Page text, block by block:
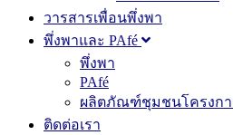
วารสารเพื่อนพึ่งพา
พึ่งพาและ PAfé
พึ่งพา
PAfé
ผลิตภัณฑ์ชุมชนโครงกา
ติดต่อเรา